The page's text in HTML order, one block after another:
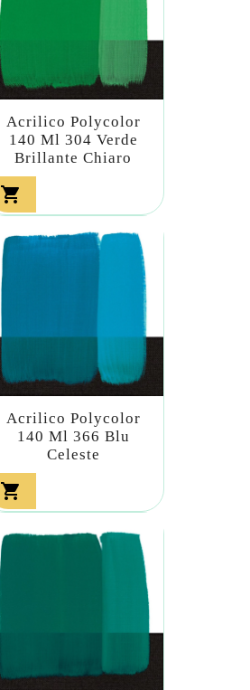
Acrilico Polycolor
140 Ml 304 Verde
Brillante Chiaro

Acrilico Polycolor
140 Ml 366 Blu
Celeste
